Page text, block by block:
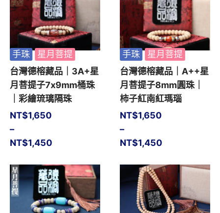
手珠
星月菩提
台灣德榕藏品｜3A+星
月菩提子7x9mm桶珠
｜彩繪琉璃隔珠
NT$1,450
–
NT$1,650
手珠
星月菩提
台灣德榕藏品｜A++星
月菩提子8mm圓珠｜
柿子紅南紅瑪瑙
NT$1,450
–
NT$1,650